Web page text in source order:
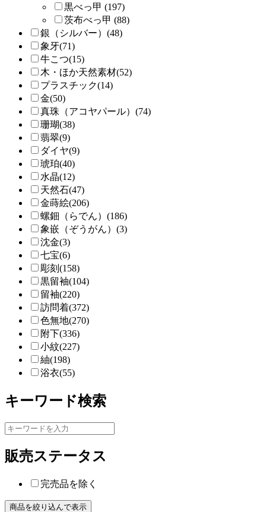
黒べっ甲 (197)
茨布べっ甲 (88)
銀（シルバー）(48)
象牙(71)
牛こつ(15)
木・ほか天然素材(52)
プラスチック(14)
金(50)
真珠（アコヤパール）(74)
珊瑚(38)
翡翠(9)
ダイヤ(9)
琥珀(40)
水晶(12)
天然石(47)
金蒔絵(206)
螺鈿（らでん）(186)
象嵌（ぞうがん）(3)
沈金(3)
七宝(6)
彫刻(158)
黒留袖(104)
留袖(220)
訪問着(372)
色無地(270)
附下(336)
小紋(227)
紬(198)
浴衣(55)
キーワード検索
販売ステータス
完売品を除く